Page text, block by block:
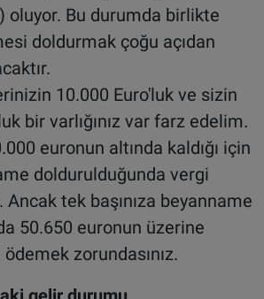
oluyor. Bu durumda birlikte
doldurmak çoğu açıdan
10.000 Euro'luk ve sizin
bir varlığınız var farz edelim.
euronun altında kaldığı için
doldurulduğunda vergi
tek başınıza beyanname
50.650 euronun üzerine
ödemek zorundasınız.